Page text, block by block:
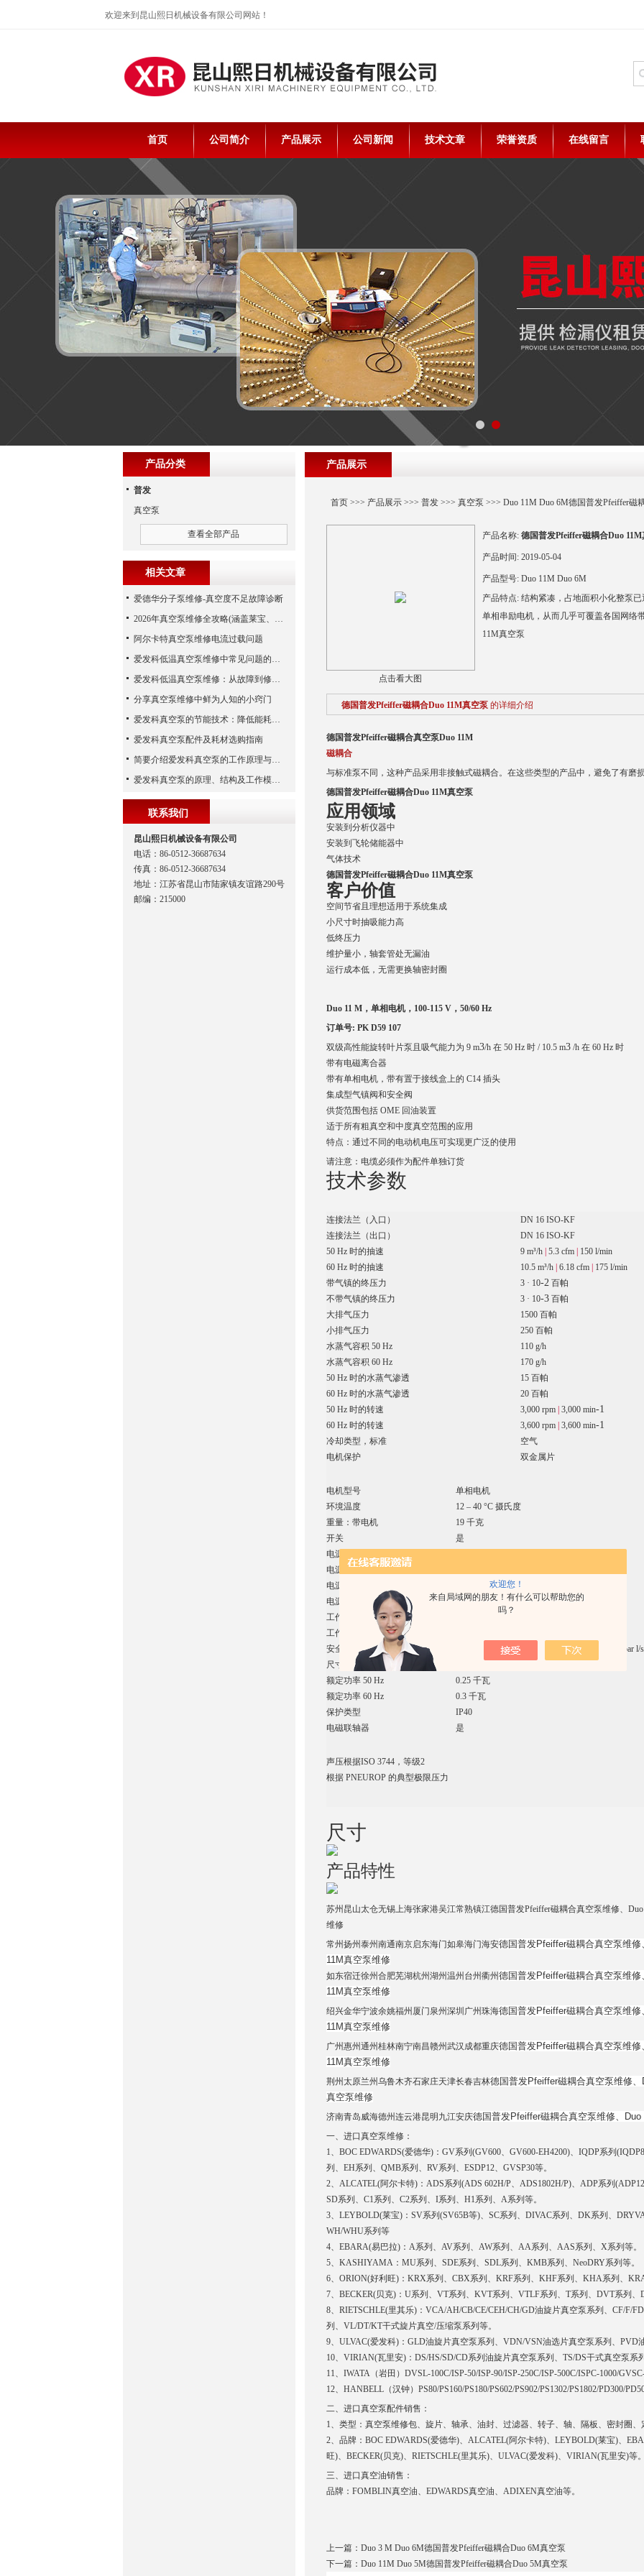
欢迎您！
来自局域网的朋友！有什么可以帮助您的
吗？
欢迎来到昆山熙日机械设备有限公司网站！
首页 公司简介 产品展示 公司新闻 技术文章 荣誉资质 在线留言
产品展示
首页>>> 产品展示>>> 普发>>> 真空泵 >>> Duo 11M Duo 6M德国普发Pfeiffer磁
点击看大图
产品名称: 德国普发Pfeiffer磁耦合Duo
产品时间: 2019-05-04
产品型号: Duo 11M Duo 6M
产品特点: 结构紧凑，占地面积小化整泵
单相串励电机，从而几乎可覆盖各国网络
11M真空泵
德国普发Pfeiffer磁耦合Duo 11M真空泵 的详细介绍
德国普发Pfeiffer磁耦合真空泵Duo 11M
磁耦合
与标准泵不同，这种产品采用非接触式磁耦合。在这些类型的产品中，避免了有磨
德国普发Pfeiffer磁耦合Duo 11M真空泵
应用领域
安装到分析仪器中
安装到飞轮储能器中
气体技术
德国普发Pfeiffer磁耦合Duo 11M真空泵
客户价值
空间节省且理想适用于系统集成
小尺寸时抽吸能力高
低终压力
维护量小，轴套管处无漏油
运行成本低，无需更换轴密封圈
Duo 11 M，单相电机，100-115 V，50/60 Hz
订单号: PK D59 107
双级高性能旋转叶片泵且吸气能力为 9 m3/h 在 50 Hz 时 / 10.5 m3/h 在 60 Hz 时
带有电磁离合器
带有单相电机，带有置于接线盒上的 C14 插头
集成型气镇阀和安全阀
供货范围包括 OME 回油装置
适于所有粗真空和中度真空范围的应用
特点：通过不同的电动机电压可实现更广泛的使用
请注意：电缆必须作为配件单独订货
技术参数
连接法兰（入口）
DN 16 ISO-KF
连接法兰（出口）
DN 16 ISO-KF
50 Hz 时的抽速
9 m³/h 5.3 cfm
150 l/min
60 Hz 时的抽速
10.5 m³/h 6.18 cfm
175 l/min
带气镇的终压力
3 · 10-2百帕
不带气镇的终压力
3 · 10-3百帕
大排气压力
1500 百帕
小排气压力
250 百帕
水蒸气容积 50 Hz
110 g/h
水蒸气容积 60 Hz
170 g/h
50 Hz 时的水蒸气渗透
15 百帕
60 Hz 时的水蒸气渗透
20 百帕
50 Hz 时的转速
3,000 rpm 3,000 min-1
60 Hz 时的转速 3,600 rpm 3,600 min-1
冷却类型，标准
空气
电机保护
双金属片
电机型号
单相电机
环境温度
12 – 40 °C 摄氏度
重量：带电机
19 千克
开关
是
电源连接:电压(范围)
电源连接:电压 50 Hz
电源连接:电压 60 Hz
100 – 115 V
电源电缆
否
工作液
工作液灌装
安全阀泄漏率
Pa m3/s|7.5 · 10 Torr l/s
mbar l/s
尺寸（长 x 宽 x 高）
额定功率 50 Hz
0.25 千瓦
额定功率 60 Hz
0.3 千瓦
保护类型
IP40
电磁联轴器
是
声压根据ISO 3744，等级2
根据 PNEUROP 的典型极限压力
尺寸
产品特性
苏州昆山太仓无锡上海张家港吴江常熟镇江德国普发Pfeiffer磁耦合真空泵维修、
维修
常州扬州泰州南通南京启东海门如皋海门海安德国普发Pfeiffer磁耦合真空泵维
11M真空泵维修
如东宿迁徐州合肥芜湖杭州湖州温州台州衢州德国普发Pfeiffer磁耦合真空泵维
11M真空泵维修
绍兴金华宁波余姚福州厦门泉州深圳广州珠海德国普发Pfeiffer磁耦合真空泵维
11M真空泵维修
广州惠州通州桂林南宁南昌赣州武汉成都重庆德国普发Pfeiffer磁耦合真空泵维
11M真空泵维修
荆州太原兰州乌鲁木齐石家庄天津长春吉林德国普发Pfeiffer磁耦合真空泵维修
真空泵维修
济南青岛威海德州连云港昆明九江安庆德国普发Pfeiffer磁耦合真空泵维修、
一、进口真空泵维修：
1、BOC EDWARDS(爱德华)：GV系列(GV600、GV600-EH4200)、IQDP系列
列、EH系列、QMB系列、RV系列、ESDP12、GVSP30等。
2、ALCATEL(阿尔卡特)：ADS系列(ADS 602H/P、ADS1802H/P)、ADP系列
SD系列、C1系列、C2系列、I系列、H1系列、A系列等。
3、LEYBOLD(莱宝)：SV系列(SV65B等)、SC系列、DIVAC系列、DK系列、
WH/WHU系列等
4、EBARA(易巴拉)：A系列、AV系列、AW系列、AA系列、AAS系列、X系列等。
5、KASHIYAMA：MU系列、SDE系列、SDL系列、KMB系列、NeoDRY系列等。
6、ORION(好利旺)：KRX系列、CBX系列、KRF系列、KHF系列、KHA系列、
7、BECKER(贝克)：U系列、VT系列、KVT系列、VTLF系列、T系列、DVT系列、
8、RIETSCHLE(里其乐)：VCA/AH/CB/CE/CEH/CH/GD油旋片真空泵系列、CF/F/
列、VL/DT/KT干式旋片真空/压缩泵系列等。
9、ULVAC(爱发科)：GLD油旋片真空泵系列、VDN/VSN油选片真空泵系列、PVD
10、VIRIAN(瓦里安)：DS/HS/SD/CD系列油旋片真空泵系列、TS/DS干式真空泵系
11、IWATA（岩田）DVSL-100C/ISP-50/ISP-90/ISP-250C/ISP-500C/ISPC-1000/
12、HANBELL（汉钟）PS80/PS160/PS180/PS602/PS902/PS1302/PS1802/PD300/
二、进口真空泵配件销售：
1、类型：真空泵维修包、旋片、轴承、油封、过滤器、转子、轴、隔板、密封圈
2、品牌：BOC EDWARDS(爱德华)、ALCATEL(阿尔卡特)、LEYBOLD(莱宝)、
旺)、BECKER(贝克)、RIETSCHLE(里其乐)、ULVAC(爱发科)、VIRIAN(瓦里安)等
三、进口真空油销售：
品牌：FOMBLIN真空油、EDWARDS真空油、ADIXEN真空油等。
上一篇： Duo 3 M Duo 6M德国普发Pfeiffer磁耦合Duo 6M真空泵
下一篇： Duo 11M Duo 5M德国普发Pfeiffer磁耦合Duo 5M真空泵
产品分类
普发
真空泵
查看全部产品
相关文章
爱德华分子泵维修-真空度不足故障诊断
2026年真空泵维修全攻略(涵盖莱宝、爱德华、爱发科等品牌)
阿尔卡特真空泵维修电流过载问题
爱发科低温真空泵维修中常见问题的处理经验
爱发科低温真空泵维修：从故障到修复的全过程
分享真空泵维修中鲜为人知的小窍门
爱发科真空泵的节能技术：降低能耗，提高生产效益
爱发科真空泵配件及耗材选购指南
简要介绍爱发科真空泵的工作原理与主要部件
爱发科真空泵的原理、结构及工作模式解析
联系我们
昆山熙日机械设备有限公司
电话：86-0512-36687634
传真：86-0512-36687634
地址：江苏省昆山市陆家镇友谊路290号
邮编：215000